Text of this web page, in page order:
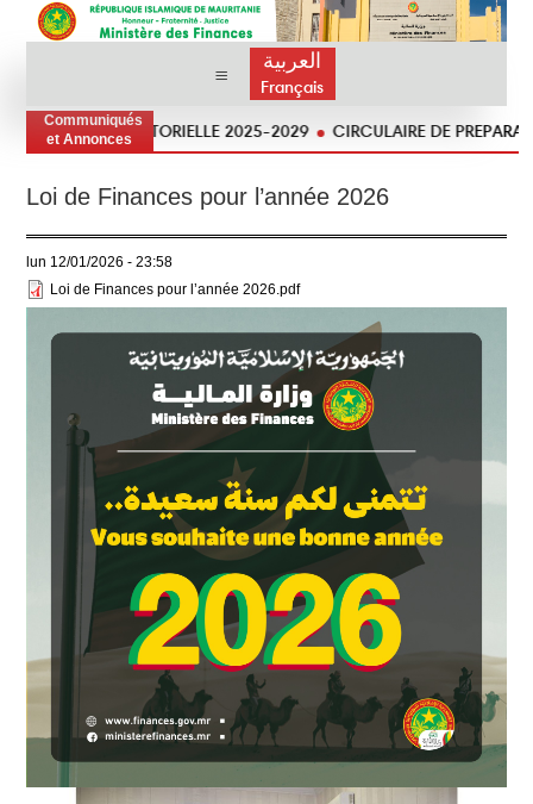
العربية
Français
Communiqués
et Annonces
SECTORIELLE 2025-2029 CIRCULAIRE DE PREPARATION
Loi de Finances pour l’année 2026
lun 12/01/2026 - 23:58
Loi de Finances pour l’année 2026.pdf